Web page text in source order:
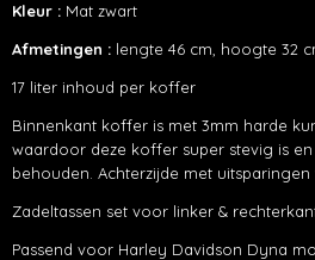
Kleur : Mat zwart
Afmetingen : lengte 46 cm, hoogte 32
17 liter inhoud per koffer
Binnenkant koffer is met 3mm harde
waardoor deze koffer super stevig is
behouden. Achterzijde met
Zadeltassen set voor linker &
Passend voor Harley Davidson Dyna